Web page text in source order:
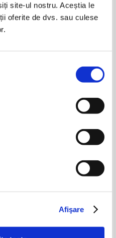
site-ul nostru. Aceștia le
oferite de dvs. sau culese
Afişare
Mitologia. Colectia Raftul de
Cultura generala (3 volume)
-15%
Georgeta Filitti - Testamente.
Pret:100,00Lei 85,00 Lei
Adaugă în coș